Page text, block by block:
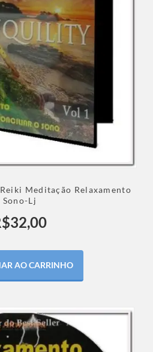
Meditação Relaxamento
Sono-Lj
32,00
AO CARRINHO